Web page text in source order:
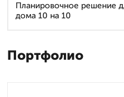
Планировочное решение
дома 10 на 10
Портфолио